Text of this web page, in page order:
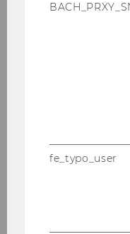
Exercise No. 5:
Exercise No. 7:
fe_typo_user